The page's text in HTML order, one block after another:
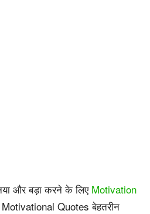
और बड़ा करने के लिए Motivation
Quotes बेहतरीन